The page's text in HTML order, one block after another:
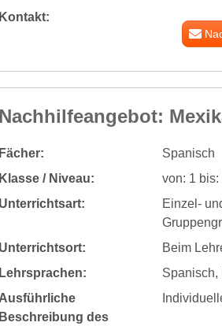
Kontakt:
Nachhilfeangebot:
Fächer:
Spanisch
Klasse / Niveau:
von: 1 bis:
Unterrichtsart:
Einzel-
Unterrichtsort:
Beim
Lehrsprachen:
Spanisch,
Ausführliche
Beschreibung des